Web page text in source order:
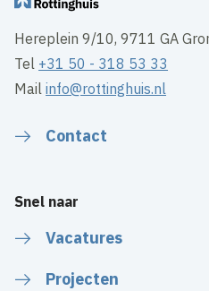
Hereplein 9/10, 9711 GA
Tel +31 50 - 318 53 33
Mailinfo@rottinghuis.nl
Contact
Snel naar
Vacatures
Projecten